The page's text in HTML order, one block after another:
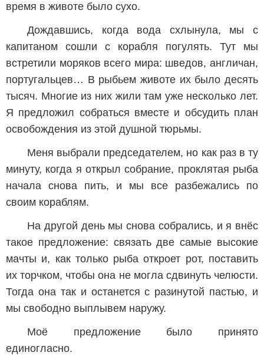
время в животе было сухо.
Дождавшись, когда вода схлынула, мы с
капитаном сошли с корабля погулять. Тут мы
встретили моряков всего мира: шведов, англичан,
португальцев… В рыбьем животе их было десять
тысяч. Многие из них жили там уже несколько лет.
Я предложил собраться вместе и обсудить план
освобождения из этой душной тюрьмы.
Меня выбрали председателем, но как раз в ту
минуту, когда я открыл собрание, проклятая рыба
начала снова пить, и мы все разбежались по
своим кораблям.
На другой день мы снова собрались, и я внёс
такое предложение: связать две самые высокие
мачты и, как только рыба откроет рот, поставить
их торчком, чтобы она не могла сдвинуть челюсти.
Тогда она так и останется с разинутой пастью, и
мы свободно выплывем наружу.
Моё предложение было принято
единогласно.